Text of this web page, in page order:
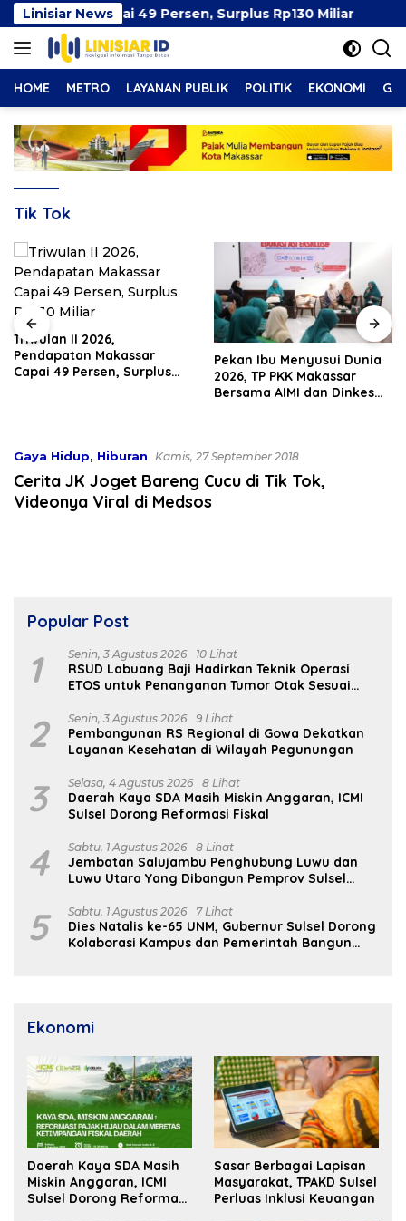
Langsung
ke
konten
Linisiar News
Capai 49 Persen, Surplus Rp130 Miliar
HOME METRO LAYANAN PUBLIK POLITIK EKONOMI
Tik Tok
Pekan Ibu Menyusui Dunia
2026, TP PKK Makassar
Pemkot Makassar Pastikan
PSEL Tetap Berjalan,
Penetapan Lokasi Masih
Gaya Hidup, Hiburan Kamis, 27 September 2018
Cerita JK Joget Bareng Cucu di Tik Tok,
Videonya Viral di Medsos
Popular Post
1 Senin, 3 Agustus 2026 10 Lihat
RSUD Labuang Baji Hadirkan Teknik Operasi
ETOS untuk Penanganan Tumor Otak Sesuai
2 Senin, 3 Agustus 2026 9 Lihat
Pembangunan RS Regional di Gowa Dekatkan
Layanan Kesehatan di Wilayah Pegunungan
3 Selasa, 4 Agustus 2026 8 Lihat
Daerah Kaya SDA Masih Miskin Anggaran, ICMI
Sulsel Dorong Reformasi Fiskal
4 Sabtu, 1 Agustus 2026 8 Lihat
Jembatan Salujambu Penghubung Luwu dan
Luwu Utara Yang Dibangun Pemprov Sulsel
5 Sabtu, 1 Agustus 2026 7 Lihat
Dies Natalis ke-65 UNM, Gubernur Sulsel Dorong
Kolaborasi Kampus dan Pemerintah Bangun
Ekonomi
Daerah Kaya SDA Masih
Miskin Anggaran, ICMI
Sulsel Dorong Reformasi
Sasar Berbagai Lapisan
Masyarakat, TPAKD Sulsel
Perluas Inklusi Keuangan